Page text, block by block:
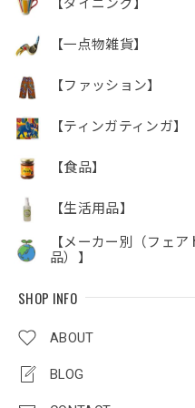
【ダイニング】
【一点物雑貨】
【ファッション】
【ティンガティンガ】
【食品】
【生活用品】
【メーカー別（フェ
品）】
SHOP INFO
ABOUT
BLOG